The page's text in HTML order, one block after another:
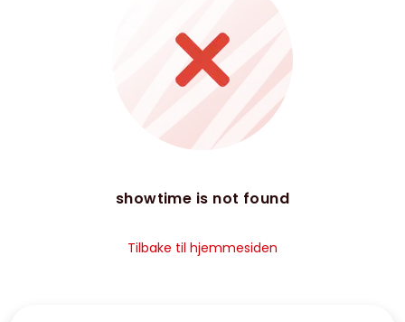
showtime is not found
Tilbake til hjemmesiden